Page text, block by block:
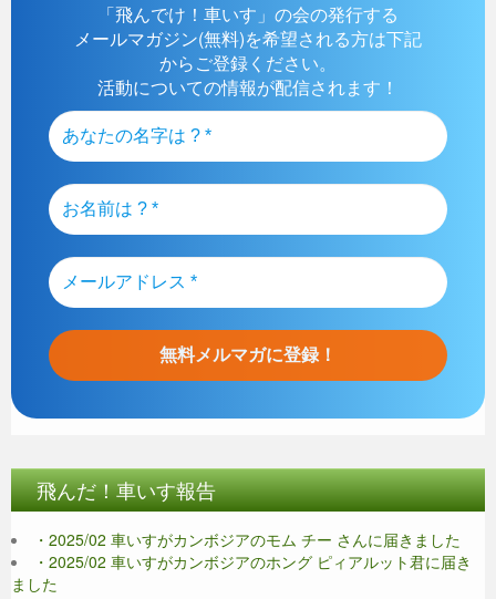
「飛んでけ！車いす」の会の発行する
メールマガジン(無料)を希望される方は下記
からご登録ください。
活動についての情報が配信されます！
飛んだ！車いす報告
・2025/02 車いすがカンボジアのモム チー さんに届きました
・2025/02 車いすがカンボジアのホング ピィアルット君に届き
ました